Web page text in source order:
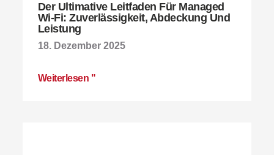
Der Ultimative Leitfaden Für Managed
Wi-Fi: Zuverlässigkeit, Abdeckung Und
Leistung
18. Dezember 2025
Weiterlesen "